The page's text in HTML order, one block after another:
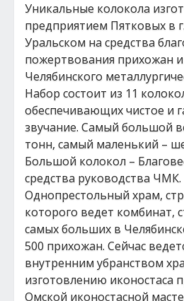
Уникальные колокола
предприятием Пятковых в
Уральском на средства
пожертвования прихожан
Челябинского
Набор состоит из 11
обеспечивающих чистое и
звучание. Самый большой
тонн, самый маленький –
Большой колокол –
средства руководства ЧМК.
Однопрестольный храм,
которого ведет комбинат,
самых больших в
500 прихожан. Сейчас
внутренним убранством
изготовлению иконостаса
Омской иконостасной